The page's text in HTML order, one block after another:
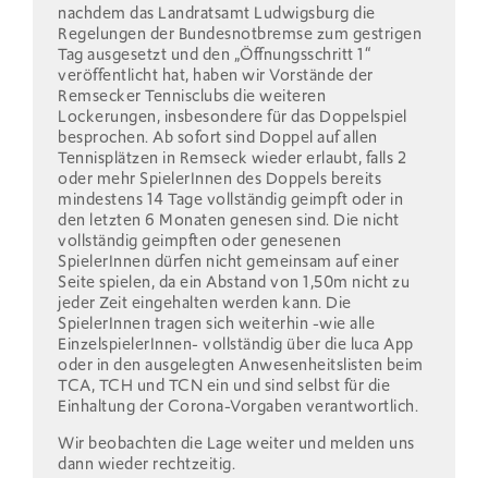
nachdem das Landratsamt Ludwigsburg die
Regelungen der Bundesnotbremse zum gestrigen
Tag ausgesetzt und den „Öffnungsschritt 1“
veröffentlicht hat, haben wir Vorstände der
Remsecker Tennisclubs die weiteren
Lockerungen, insbesondere für das Doppelspiel
besprochen. Ab sofort sind Doppel auf allen
Tennisplätzen in Remseck wieder erlaubt, falls 2
oder mehr SpielerInnen des Doppels bereits
mindestens 14 Tage vollständig geimpft oder in
den letzten 6 Monaten genesen sind. Die nicht
vollständig geimpften oder genesenen
SpielerInnen dürfen nicht gemeinsam auf einer
Seite spielen, da ein Abstand von 1,50m nicht zu
jeder Zeit eingehalten werden kann. Die
SpielerInnen tragen sich weiterhin -wie alle
EinzelspielerInnen- vollständig über die luca App
oder in den ausgelegten Anwesenheitslisten beim
TCA, TCH und TCN ein und sind selbst für die
Einhaltung der Corona-Vorgaben verantwortlich.
Wir beobachten die Lage weiter und melden uns
dann wieder rechtzeitig.